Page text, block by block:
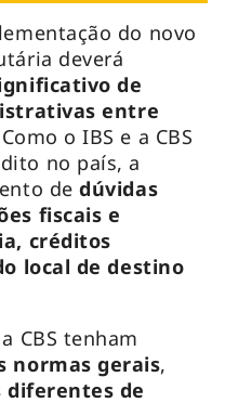
do novo
deverá
de
entre
o IBS e a CBS
no país, a
dedúvidas
fiscais e
créditos
local de destino
CBS tenham
normas gerais,
de